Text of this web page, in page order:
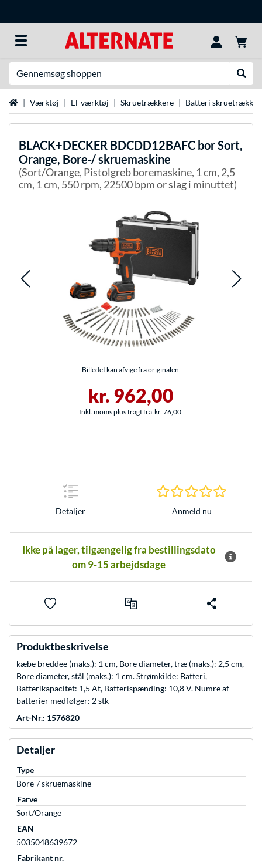
StartsideVærktøj El-værktøj Skruetrækkere Batteri skruetrækker
BLACK+DECKER BDCDD12BAFC bor Sort,
Orange, Bore-/ skruemaskine
(Sort/Orange, Pistolgreb boremaskine, 1 cm, 2,5
cm, 1 cm, 550 rpm, 22500 bpm or slag i minuttet)
Billedet kan afvige fra originalen.
kr. 962,00
Inkl. moms plus fragt fra kr. 76,00
Detaljer Anmeld nu
Ikke på lager, tilgængelig fra bestillingsdato
om 9-15 arbejdsdage
Produktbeskrivelse
kæbe breddee (maks.): 1 cm, Bore diameter, træ (maks.): 2,5 cm,
Bore diameter, stål (maks.): 1 cm. Strømkilde: Batteri,
Batterikapacitet: 1,5 At, Batterispænding: 10,8 V. Numre af
batterier medfølger: 2 stk
Art-Nr.: 1576820
Detaljer
Type
Bore-/ skruemaskine
Farve
Sort/Orange
EAN
5035048639672
Fabrikant nr.